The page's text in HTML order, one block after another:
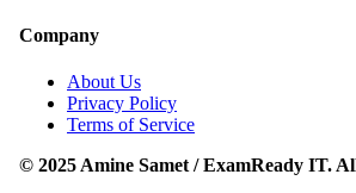
Company
About Us
Privacy Policy
Terms of Service
© 2025 Amine Samet / ExamReady IT.